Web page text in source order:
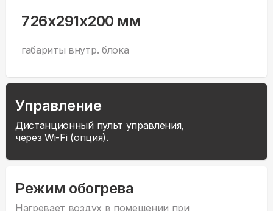
726x291x200 мм
габариты внутр. блока
Управление
Дистанционный пульт управления,
через Wi-Fi (опция).
Режим обогрева
Нагревает воздух в помещении при